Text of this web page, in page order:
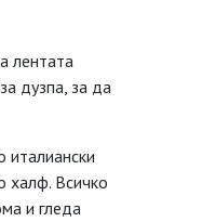
лентата
дузпа, за да
италиански
халф. Всичко
и гледа